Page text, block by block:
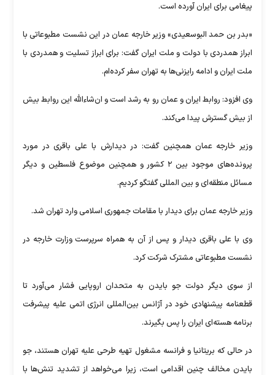
پیغامی برای ایران آورده است.
«بدر بن حمد البوسعیدی» وزیر خارجه عمان در این نشست مطبوعاتی با
ابراز همدردی با دولت و ملت ایران گفت: برای ابراز تسلیت و همدردی با
ملت ایران و ادامه رایزنی‌ها به تهران سفر کرده‌ام.
وی افزود: روابط ایران و عمان رو به رشد است و ان‌شاءالله این روابط بیش
از بیش گسترش پیدا می‌کند.
وزیر خارجه عمان همچنین گفت: در دیدارش با علی باقری در مورد
پرونده‌های موجود بین ۲ کشور و همچنین موضوع فلسطین و دیگر
مسائل منطقه‌ای و بین المللی گفتگو کردیم.
وزیر خارجه عمان برای دیدار با مقامات جمهوری اسلامی وارد تهران شد.
وی با علی باقری دیدار و پس از آن به همراه سرپرست وزارت خارجه در
نشست مطبوعاتی مشترک شرکت کرد.
از سوی دیگر دولت جو بایدن به متحدان اروپایی فشار می‌آورد تا
قطعنامه پیشنهادی خود در آژانس بین‌المللی انرژی اتمی علیه پیشرفت
برنامه هسته‌ای ایران را پس بگیرند.
در حالی که بریتانیا و فرانسه مشغول تهیه طرحی علیه تهران هستند، جو
بایدن مخالف چنین اقدامی است، زیرا می‌خواهد از تشدید تنش‌ها با